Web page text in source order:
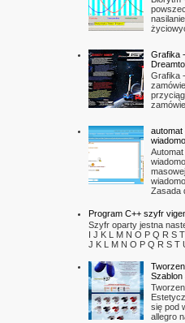
Grafika
Grafika
Zasada
Program C++ szyfr
Szyfr oparty jestna
I J K L M N O P Q R S
J K L M N O P Q R S T
Szablon
się pod
allegro